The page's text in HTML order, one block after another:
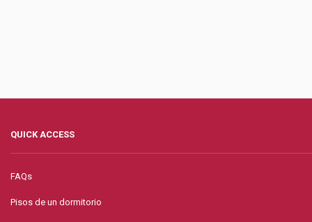
QUICK ACCESS
FAQs
Pisos de un dormitorio